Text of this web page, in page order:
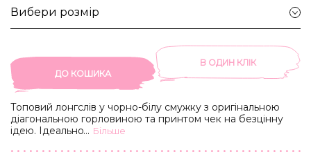
Вибери розмір
ДО КОШИКА
В ОДИН КЛIК
Топовий лонгслів у чорно-білу смужку з оригінальною
діагональною горловиною та принтом чек на безцінну
ідею. Ідеально поєднується з чорним та білим низом.
... Бiльше